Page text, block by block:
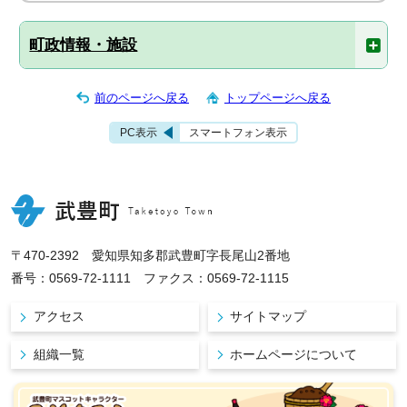
町政情報・施設
前のページへ戻る トップページへ戻る
PC表示 スマートフォン表示
〒470-2392 愛知県知多郡武豊町字長尾山2番地
番号：0569-72-1111 ファクス：0569-72-1115
アクセス サイトマップ
組織一覧 ホームページについて